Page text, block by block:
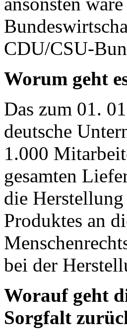
CDU/CSU-
Worum geht
Das zum 01.
deutsche
1.000
gesamten
die
Produktes an
bei der
Worauf geht
Sorgfalt